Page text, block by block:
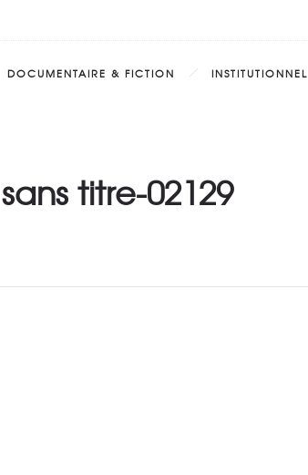
DOCUMENTAIRE & FICTION INSTITUTIONNEL
sans titre-02129